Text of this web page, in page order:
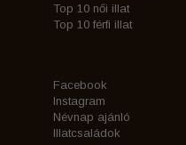
Top 10 női illat
Top 10 férfi illat
Facebook
Instagram
Névnap ajánló
Illatcsaládok